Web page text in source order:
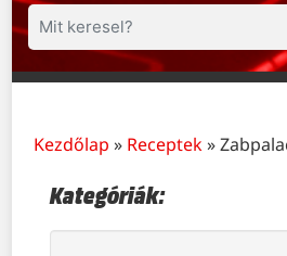
Keresés
Kezdőlap » Receptek»
Kategóriák: